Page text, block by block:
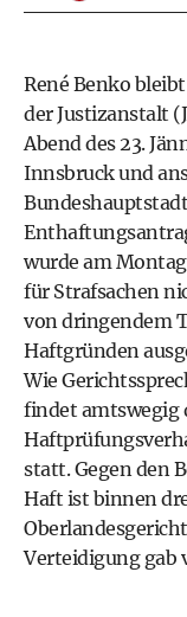
René Benko
der Justizanstalt
Abend des 23.
Innsbruck und
wurde am
für Strafsachen
von dringendem
Haftgründen
Wie
findet amtswegig
statt. Gegen den
Haft ist binnen
Verteidigung gab